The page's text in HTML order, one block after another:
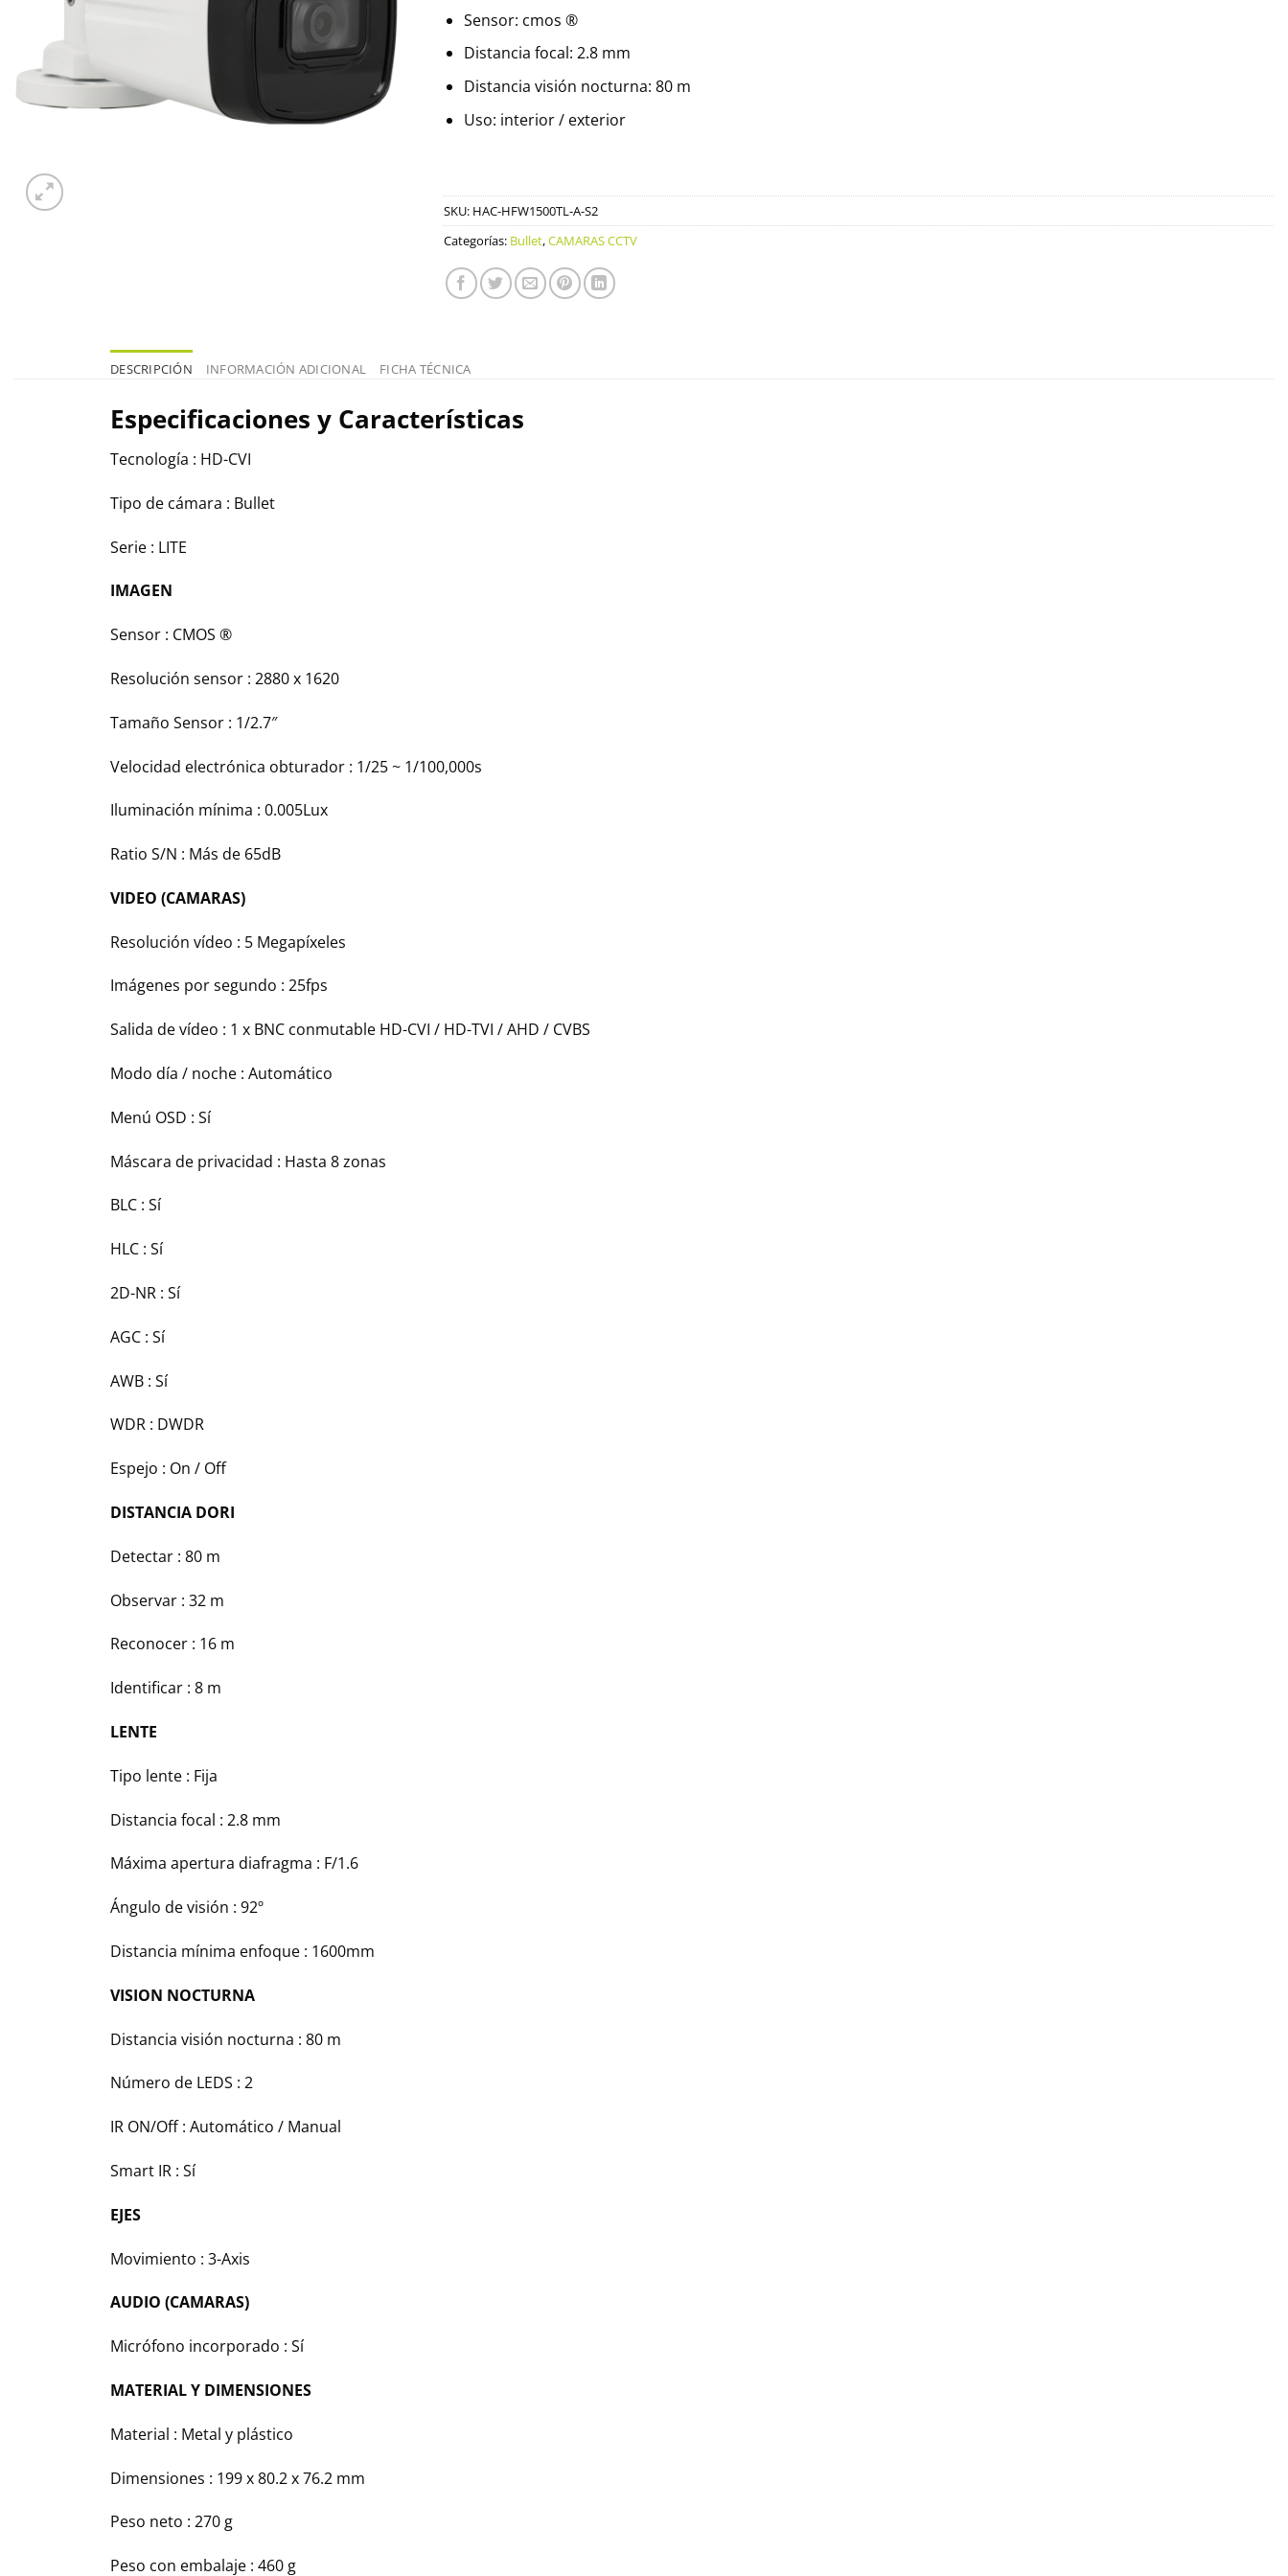
Sensor: cmos ®
Distancia focal: 2.8 mm
Distancia visión nocturna: 80 m
Uso: interior / exterior
SKU: HAC-HFW1500TL-A-S2
Categorías: Bullet,CAMARAS CCTV
DESCRIPCIÓN INFORMACIÓN ADICIONAL FICHA TÉCNICA
Especificaciones y Características
Tecnología : HD-CVI
Tipo de cámara : Bullet
Serie : LITE
IMAGEN
Sensor : CMOS ®
Resolución sensor : 2880 x 1620
Tamaño Sensor : 1/2.7″
Velocidad electrónica obturador : 1/25 ~ 1/100,000s
Iluminación mínima : 0.005Lux
Ratio S/N : Más de 65dB
VIDEO (CAMARAS)
Resolución vídeo : 5 Megapíxeles
Imágenes por segundo : 25fps
Salida de vídeo : 1 x BNC conmutable HD-CVI / HD-TVI / AHD / CVBS
Modo día / noche : Automático
Menú OSD : Sí
Máscara de privacidad : Hasta 8 zonas
BLC : Sí
HLC : Sí
2D-NR : Sí
AGC : Sí
AWB : Sí
WDR : DWDR
Espejo : On / Off
DISTANCIA DORI
Detectar : 80 m
Observar : 32 m
Reconocer : 16 m
Identificar : 8 m
LENTE
Tipo lente : Fija
Distancia focal : 2.8 mm
Máxima apertura diafragma : F/1.6
Ángulo de visión : 92º
Distancia mínima enfoque : 1600mm
VISION NOCTURNA
Distancia visión nocturna : 80 m
Número de LEDS : 2
IR ON/Off : Automático / Manual
Smart IR : Sí
EJES
Movimiento : 3-Axis
AUDIO (CAMARAS)
Micrófono incorporado : Sí
MATERIAL Y DIMENSIONES
Material : Metal y plástico
Dimensiones : 199 x 80.2 x 76.2 mm
Peso neto : 270 g
Peso con embalaje : 460 g